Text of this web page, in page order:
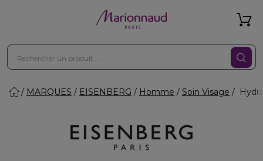
MARQUES EISENBERG Homme Soin Visage